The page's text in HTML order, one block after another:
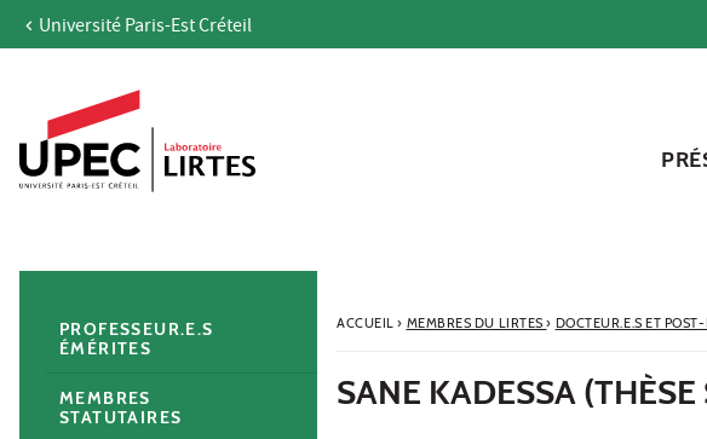
Aller au contenu
Accès directs
Recherche
Navigation secondaire
Université Paris-Est Créteil
ACCUEIL› MEMBRES DU LIRTES› DOCTEUR.E.S ET
SANE KADESSA
PROFESSEUR.E.S
ÉMÉRITES
MEMBRES
STATUTAIRES